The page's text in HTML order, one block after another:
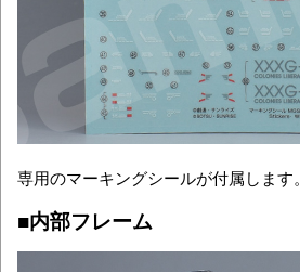
専用のマーキングシールが付属します。
■内部フレーム